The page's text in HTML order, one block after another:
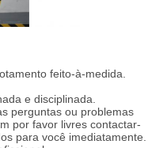
feito-à-medida.
e disciplinada.
perguntas ou problemas
por favor livres contactar-
para você imediatamente.